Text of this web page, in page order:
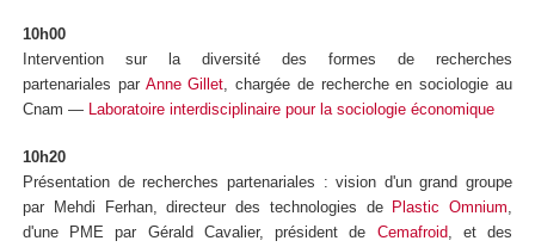
10h00
Intervention sur la diversité des formes de recherches
partenariales par Anne Gillet , chargée de recherche en sociologie au
Cnam —
Laboratoire interdisciplinaire pour la sociologie économique
10h20
Présentation de recherches partenariales : vision d'un grand groupe
par Mehdi Ferhan, directeur des technologies de Plastic Omnium,
d'une PME par Gérald Cavalier, président de Cemafroid, et des